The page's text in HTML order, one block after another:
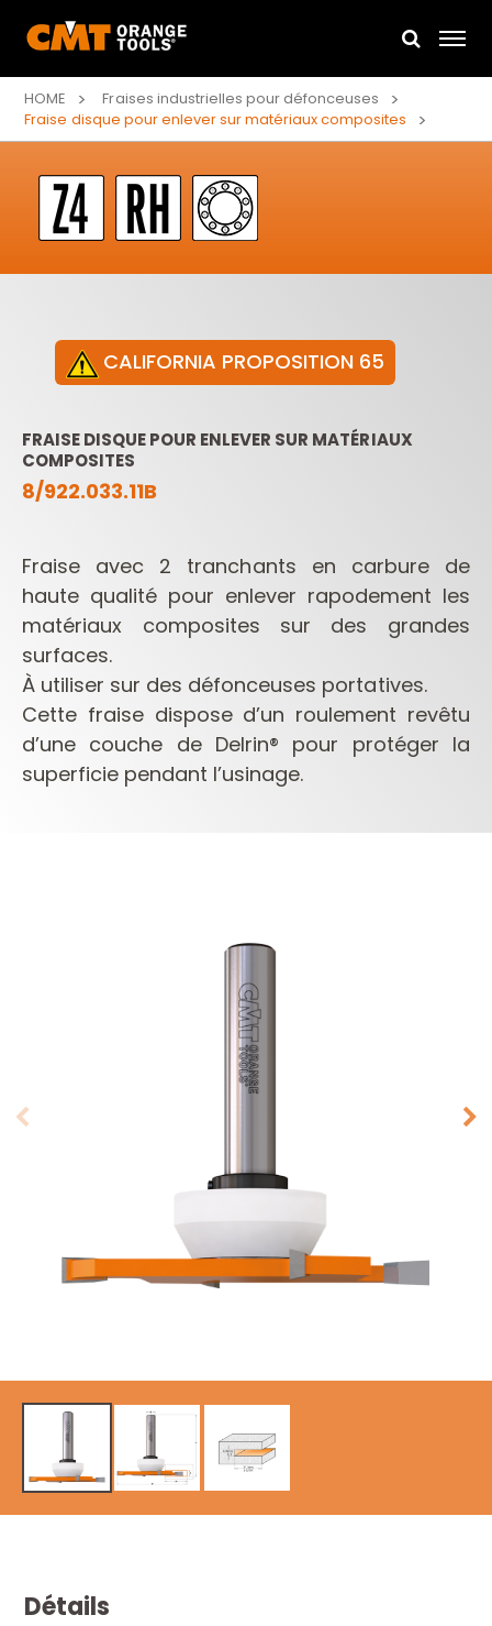
HOME
Fraises industrielles pour défonceuses
Fraise disque pour enlever sur matériaux composites
CALIFORNIA PROPOSITION 65
FRAISE DISQUE POUR ENLEVER SUR MATÉRIAUX
COMPOSITES
8/922.033.11B
Fraise avec 2 tranchants en carbure de
haute qualité pour enlever rapodement les
matériaux composites sur des grandes
surfaces.
À utiliser sur des défonceuses portatives.
Cette fraise dispose d’un roulement revêtu
d’une couche de Delrin® pour protéger la
superficie pendant l’usinage.
Détails